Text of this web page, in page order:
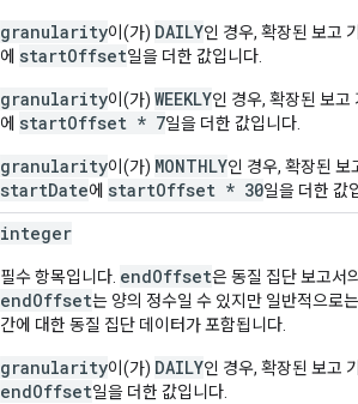
granularity이(가) DAILY인 경우, 확장된 보고
에 startOffset일을 더한 값입니다.
granularity이(가) WEEKLY인 경우, 확장된 보고
에 startOffset * 7일을 더한 값입니다.
granularity이(가) MONTHLY인 경우, 확장된 보
startDate에 startOffset * 30일을 더한 값
integer
필수 항목입니다. endOffset은 동질 집단 보고서
endOffset는 양의 정수일 수 있지만 일반적으로
간에 대한 동질 집단 데이터가 포함됩니다.
granularity이(가) DAILY인 경우, 확장된 보고
endOffset일을 더한 값입니다.